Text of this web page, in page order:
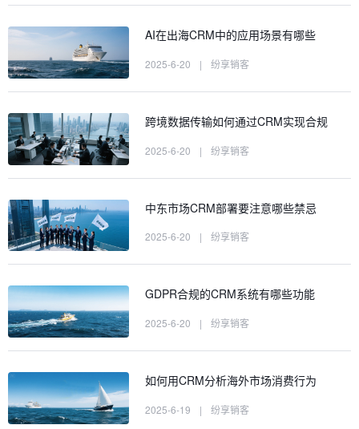
AI在出海CRM中的应用场景有哪些
2025-6-20 | 纷享销客
跨境数据传输如何通过CRM实现合规
2025-6-20 | 纷享销客
中东市场CRM部署要注意哪些禁忌
2025-6-20 | 纷享销客
GDPR合规的CRM系统有哪些功能
2025-6-20 | 纷享销客
如何用CRM分析海外市场消费行为
2025-6-19 | 纷享销客